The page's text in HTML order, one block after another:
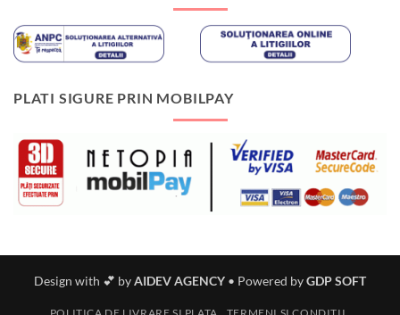
PLATI SIGURE PRIN MOBILPAY
Design with 💕 byAIDEV AGENCY • Powered byGDP SOFT